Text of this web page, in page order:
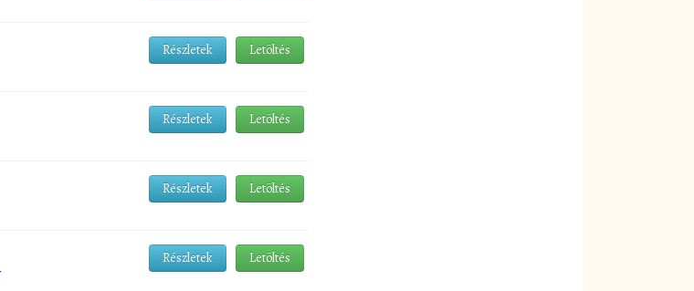
Letöltés
Részletek
Letöltés
Részletek
Letöltés
Részletek
Letöltés
Részletek